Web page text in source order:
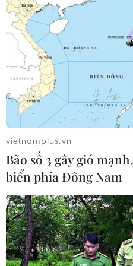
trường hợp
03/08/2026 13:39
Thứ trưởng Bộ Tài chính
lực giá cả khi tăng lương
1/7/2026
03/08/2026 13:08
Bộ Tài chính: Thu hút đầu
ngoài thúc đẩy tăng
số
03/08/2026 12:27
Hộ kinh doanh được lựa
kế toán điện tử hoặc
vietnamplus.vn
Bão số 3 gây gió
biển phía Đông Nam